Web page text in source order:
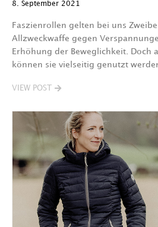
8. September 2021
Faszienrollen gelten bei uns
Allzweckwaffe gegen
Erhöhung der Beweglichkeit. Doch
können sie vielseitig genutzt
VIEW POST